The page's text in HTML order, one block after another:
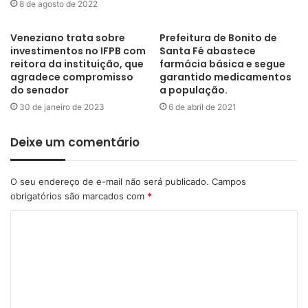
Ficha Técnica
Botafogo-PB
Dalton, Lenon, Reniê, Wendel Lomar e Bruno Cardsoso
(Bruno Leite) e Warley Júnior (Gabriel Lima); Gustavo Poffo
(Paulinho) e Pipico. Técnico – Moacir Júnior
Sousa
8 de agosto de 2022
Veneziano trata sobre
investimentos no IFPB com
reitora da instituição, que
agradece compromisso
do senador
30 de janeiro de 2023
Prefeitura de Bonito de
Santa Fé abastece
farmácia básica e segue
garantido medicamentos
a população.
6 de abril de 2021
Deixe um comentário
O seu endereço de e-mail não será publicado. Campos
obrigatórios são marcados com *